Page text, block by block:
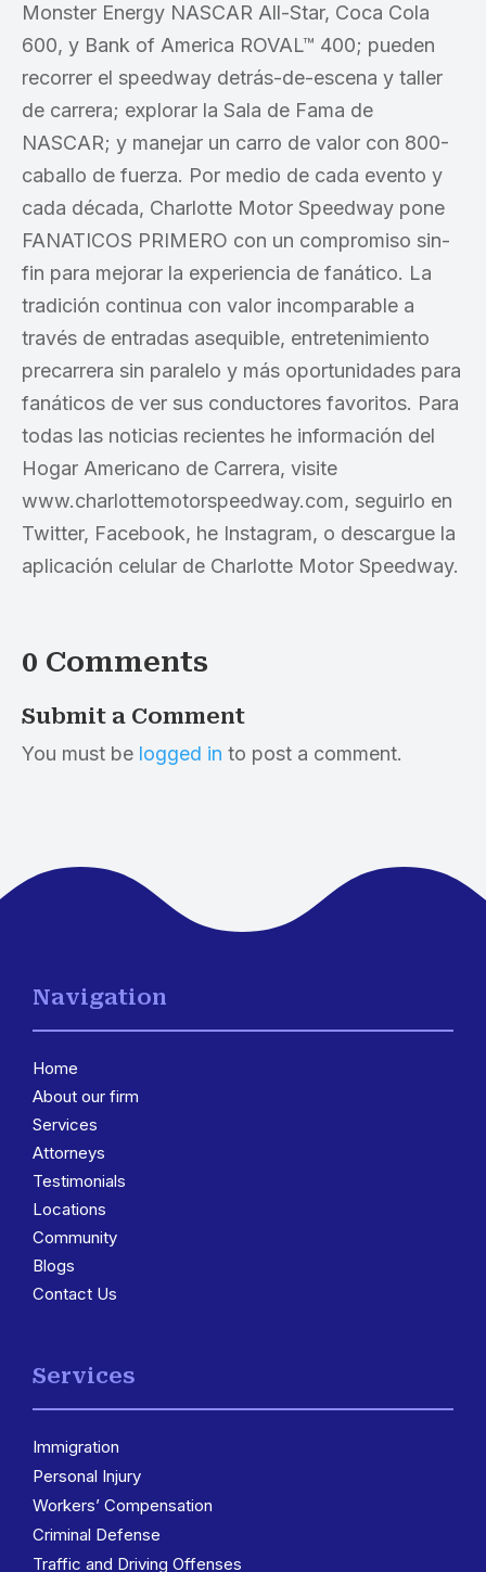
Monster Energy NASCAR All-Star, Coca Cola
600, y Bank of America ROVAL™ 400; pueden
recorrer el speedway detrás-de-escena y taller
de carrera; explorar la Sala de Fama de
NASCAR; y manejar un carro de valor con 800-
caballo de fuerza. Por medio de cada evento y
cada década, Charlotte Motor Speedway pone
FANATICOS PRIMERO con un compromiso sin-
fin para mejorar la experiencia de fanático. La
tradición continua con valor incomparable a
través de entradas asequible, entretenimiento
precarrera sin paralelo y más oportunidades para
fanáticos de ver sus conductores favoritos. Para
todas las noticias recientes he información del
Hogar Americano de Carrera, visite
www.charlottemotorspeedway.com, seguirlo en
Twitter, Facebook, he Instagram, o descargue la
aplicación celular de Charlotte Motor Speedway.
0 Comments
Submit a Comment
You must be logged in to post a comment.
Navigation
Home
About our firm
Services
Attorneys
Testimonials
Locations
Community
Blogs
Contact Us
Services
Immigration
Personal Injury
Workers’ Compensation
Criminal Defense
Traffic and Driving Offenses